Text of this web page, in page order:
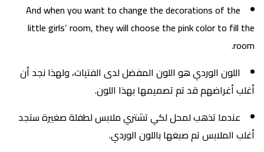
And when you want to change the decorations of the
little girls’ room, they will choose the pink color to fill the
room.
اللون الوردي هو اللون المفضل لدى الفتيات، ولهذا نجد أن
أغلب أغراضهم قد تم تصميمها بهذا اللون.
عندما تذهب لمحل لكي تشتري ملابس لطفلة صغيرة ستجد
أغلب الملابس تم صبغها باللون الوردي.